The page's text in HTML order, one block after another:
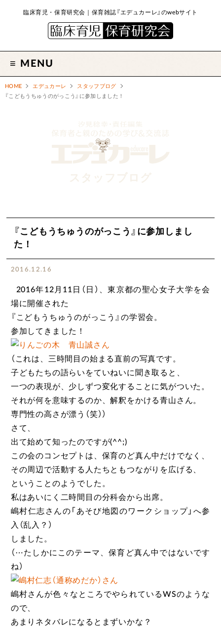
臨床育児・保育研究会｜保育雑誌『エデュカーレ』のwebサイト
MENU
HOME エデュカーレ
スタッフブログ
『こどもうちゅうのがっこう』に参加しました！
『こどもうちゅうのがっこう』に参加しまし
た！
2016.12.16
2016年12月11日（日）、東京都の聖心女子大学を会
場に開催された
『こどもうちゅうのがっこう』の学習会。
参加してきました！
（これは、三時間目の始まる直前の写真です。
子どもたちの語らいをていねいに聞き取ると、
一つの表現が、少しずつ変化することに気がついた。
それが何を意味するのか、解釈をかける青山さん。
専門性の高さが漂う（笑））
さて、
出て始めて知ったのですが(^^;)
この会のコンセプトは、保育のど真ん中だけでなく、
その周辺で活動する人たちともつながりを広げる、
ということのようでした。
私はあいにく二時間目の分科会から出席。
嶋村仁志さんの「あそび地図のワークショップ」へ参
入（乱入？）
しました。
（⋯たしかにこのテーマ、保育ど真ん中ではないです
ね）
嶋村さんが色々なところでやられているWSのような
ので、
あまりネタバレになるとまずいかな？